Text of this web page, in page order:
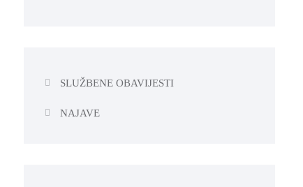
SLUŽBENE OBAVIJESTI
NAJAVE